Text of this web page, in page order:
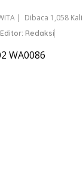
| Dibaca 1,058 Kali
Editor: Redaksi